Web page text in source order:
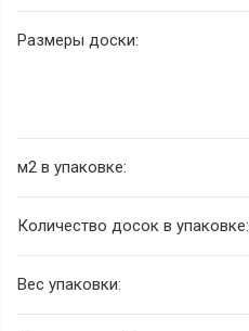
Размеры доски:
м2 в упаковке:
Количество досок в упаковке:
Вес упаковки: